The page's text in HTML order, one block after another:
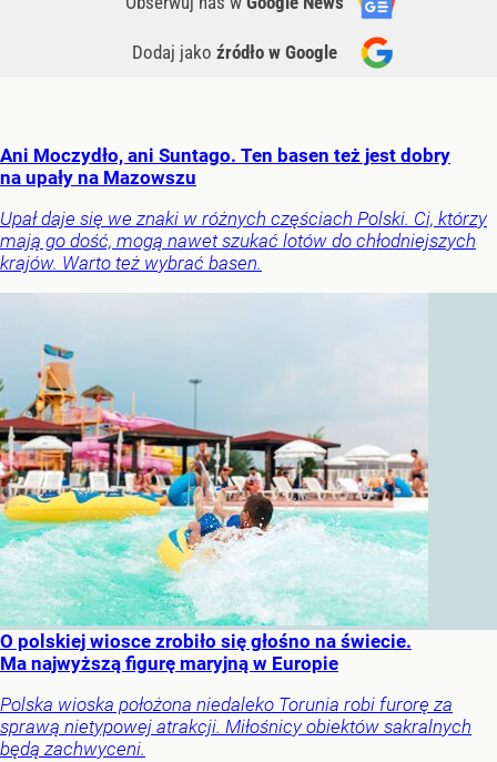
Dodaj jako źródło w Google
Ani Moczydło, ani Suntago. Ten basen też jest dobry
na upały na Mazowszu
Upał daje się we znaki w różnych częściach Polski. Ci, którzy
mają go dość, mogą nawet szukać lotów do chłodniejszych
krajów. Warto też wybrać basen.
O polskiej wiosce zrobiło się głośno na świecie.
Ma najwyższą figurę maryjną w Europie
Polska wioska położona niedaleko Torunia robi furorę za
sprawą nietypowej atrakcji. Miłośnicy obiektów sakralnych
będą zachwyceni.